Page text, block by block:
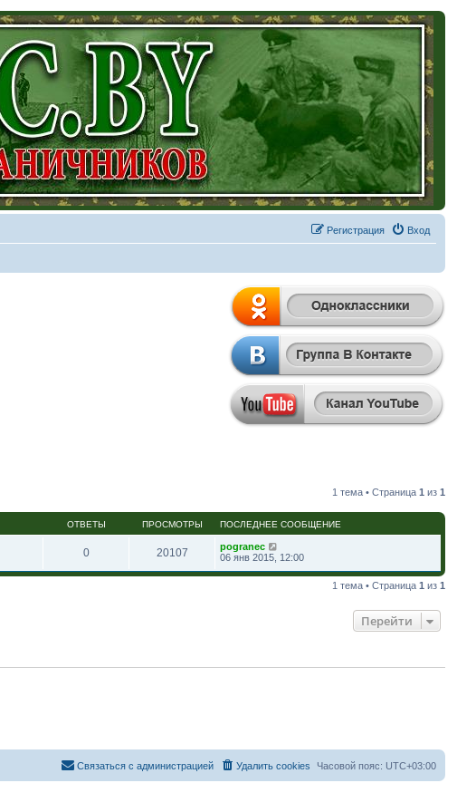
Вход
Регистрация
1 тема • Страница1 из1
ОТВЕТЫ ПРОСМОТРЫ ПОСЛЕДНЕЕ СООБЩЕНИЕ
0 20107
pogranec
06 янв 2015, 12:00
1 тема • Страница1 из1
Перейти
Часовой пояс: UTC+03:00
Удалить cookies
Связаться с администрацией